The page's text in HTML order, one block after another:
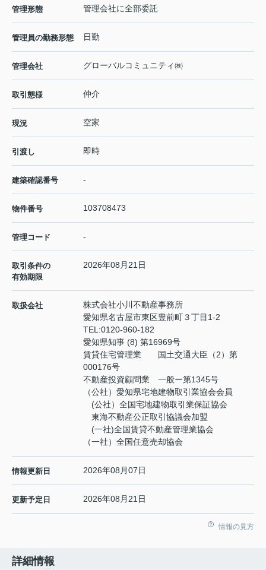
管理形態 管理会社に全部委託
管理員の勤務形態 日勤
管理会社 グローバルコミュニティ㈱
取引態様 仲介
現況 空家
引渡し 即時
建築確認番号 -
物件番号 103708473
管理コード -
取引条件の
有効期限
2026年08月21日
取扱会社
株式会社小川不動産事務所
愛知県名古屋市東区豊前町３丁目1-2
TEL:0120-960-182
愛知県知事 (8) 第16969号
賃貸住宅管理業 国土交通大臣（2）第
000176号
不動産投資顧問業 一般ー第1345号
（公社）愛知県宅地建物取引業協会会員
(公社）全国宅地建物取引業保証協会
東海不動産公正取引協議会加盟
(一社)全国賃貸不動産管理業協会
（一社）全国任意売却協会
情報更新日 2026年08月07日
更新予定日 2026年08月21日
情報の見方
詳細情報